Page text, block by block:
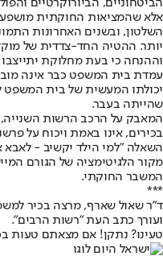
הביטחוניים, הביורוקרטיים
אלא שהמציאות החוקתית
השלטון, ובשנים האחרונות
יותר. ההטיה החד-צדדית של
וההנחה כי בעת מחלוקת יתייצבו
עמדת בית המשפט כבר אינה
יכולתו המעשית של בית המשפט
שהייתה בעבר.
המאבק על הרכב הרשות השנייה,
בכירים, אינו באמת ויכוח על
השאלה "למי הילד יקשיב - לאבא
מקור הלגיטימציה של הגורם
המשבר החוקתי.
***
ד"ר שאול שארף, מרצה בכיר
ועורך כתב העת "רשות הרבים".
טעינו? נתקן! אם מצאתם טעות